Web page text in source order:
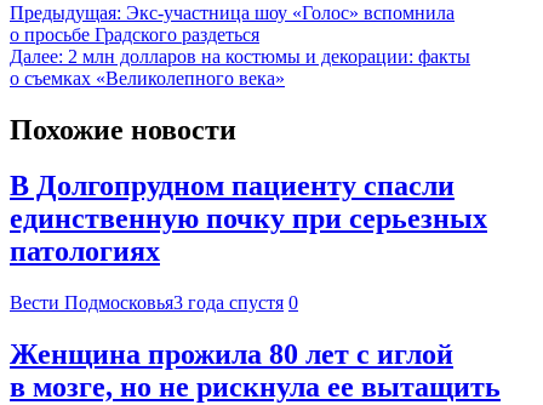
Предыдущая: Экс-участница шоу «Голос» вспомнила
о просьбе Градского раздеться
Далее: 2 млн долларов на костюмы и декорации: факты
о съемках «Великолепного века»
Похожие новости
В Долгопрудном пациенту спасли
единственную почку при серьезных
патологиях
Вести Подмосковья3 года спустя 0
Женщина прожила 80 лет с иглой
в мозге, но не рискнула ее вытащить